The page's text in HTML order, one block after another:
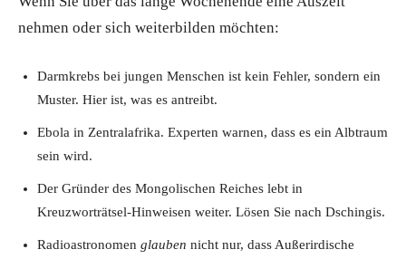
nehmen oder sich weiterbilden möchten:
Darmkrebs bei jungen Menschen ist kein Fehler, sondern ein
Muster. Hier ist, was es antreibt.
Ebola in Zentralafrika. Experten warnen, dass es ein Albtraum
sein wird.
Der Gründer des Mongolischen Reiches lebt in
Kreuzworträtsel-Hinweisen weiter. Lösen Sie nach Dschingis.
Radioastronomen glauben nicht nur, dass Außerirdische